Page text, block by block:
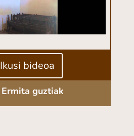
Ikusi bideoa
Ermita guztiak